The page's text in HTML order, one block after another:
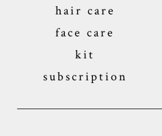
hair care
face care
kit
subscription